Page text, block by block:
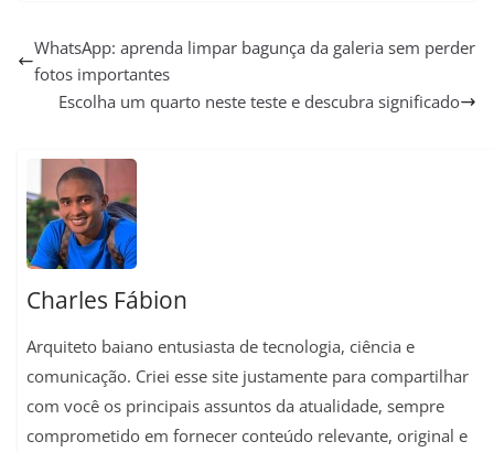
a
t
p
l
e
g
a
m
c
b
a
l
n
e
p
L
a
e
WhatsApp: aprenda limpar bagunça da galeria sem perder
fotos importantes
Escolha um quarto neste teste e descubra significado
Charles Fábion
Arquiteto baiano entusiasta de tecnologia, ciência e
comunicação. Criei esse site justamente para compartilhar
com você os principais assuntos da atualidade, sempre
comprometido em fornecer conteúdo relevante, original e